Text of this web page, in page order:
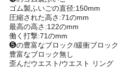
な
さ
い
ゴム製ふいごの直径:150mm
圧縮された高さ:71のmm
最高の高さ:122のmm
働く打撃:71のmm
❺の豊富なブロック/緩衝ブロック
豊富なブロック無し
歪んだウエスト/ウエスト リング